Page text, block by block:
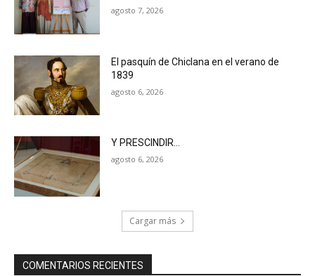
agosto 7, 2026
El pasquín de Chiclana en el verano de
1839
agosto 6, 2026
Y PRESCINDIR…
agosto 6, 2026
Cargar más
COMENTARIOS RECIENTES